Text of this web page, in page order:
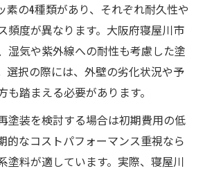
素の4種類があり、それぞれ耐久性や
頻度が異なります。大阪府寝屋川市
湿気や紫外線への耐性も考慮した塗
選択の際には、外壁の劣化状況や予
も踏まえる必要があります。
塗装を検討する場合は初期費用の低
的なコストパフォーマンス重視なら
塗料が適しています。実際、寝屋川